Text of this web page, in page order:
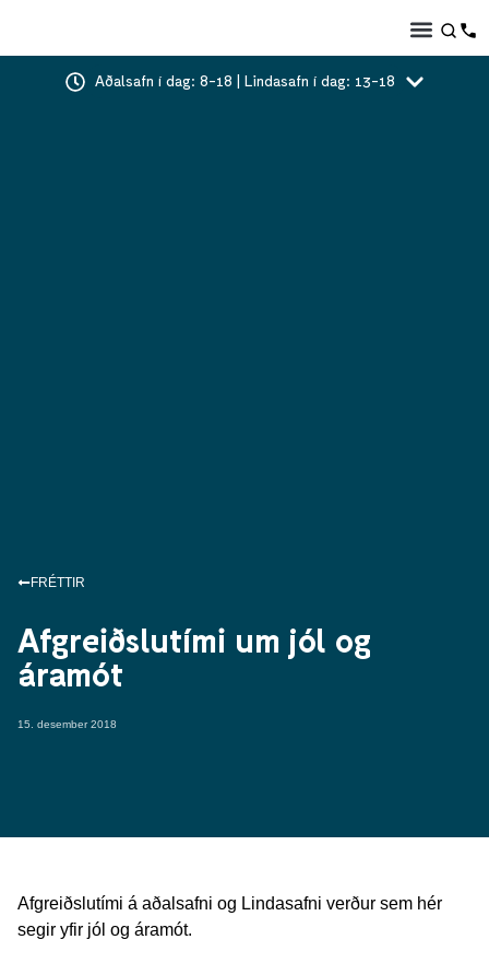
Aðalsafn í dag: 8-18 | Lindasafn í dag: 13-18
FRÉTTIR
Afgreiðslutími um jól og
áramót
15. desember 2018
Afgreiðslutími á aðalsafni og Lindasafni verður sem hér
segir yfir jól og áramót.